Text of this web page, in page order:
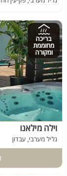
בריכה
מחוממת
ומקורה
וילה מילאנו
גליל מערבי, עבדון